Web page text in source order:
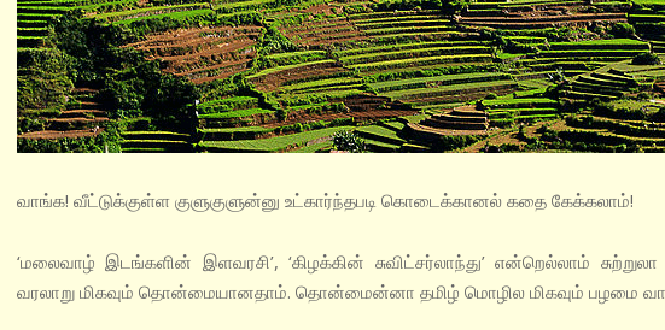
வாங்க! வீட்டுக்குள்ள குளுகுளுன்னு உட்கார்ந்தபடி கொடைக்கானல் கதை கேக்கலாம்!
‘மலைவாழ் இடங்களின் இளவரசி’, ‘கிழக்கின் சுவிட்சர்லாந்து’ என்றெல்லாம்
வரலாறு மிகவும் தொன்மையானதாம். தொன்மைன்னா தமிழ் மொழில மிகவும் பழமை